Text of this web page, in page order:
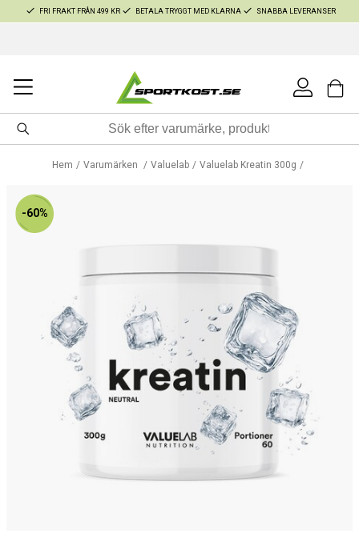
FRI FRAKT FRÅN 499 KR BETALA TRYGGT MED KLARNA SNABBA LEVERANSER
Hem Varumärken Valuelab Valuelab Kreatin 300g
-60%